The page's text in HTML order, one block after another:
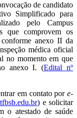
de candidato
Simplificado para
pelo Campus
que comprovem os
anexo II da
médica oficial
no momento em que
anexo I. (Edital nº
em contato por e-
) e solicitar
o atestado de saúde